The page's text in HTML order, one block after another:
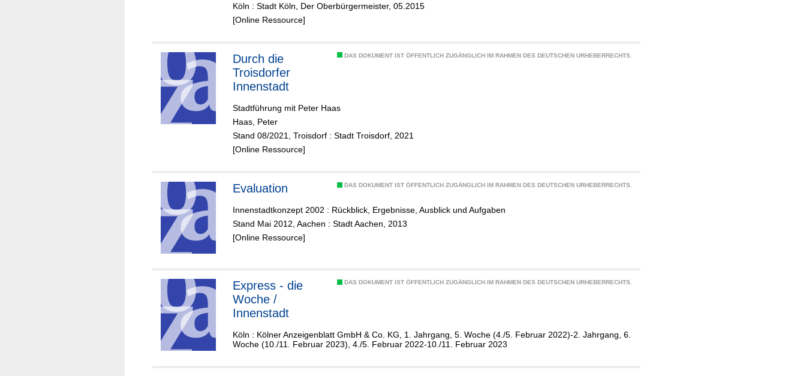
Köln : Stadt Köln, Der Oberbürgermeister, 05.2015
[Online Ressource]
DAS DOKUMENT IST ÖFFENTLICH ZUGÄNGLICH IM RAHMEN DES DEUTSCHEN URHEBERRECHTS.
Durch die
Troisdorfer
Innenstadt
Stadtführung mit Peter Haas
Haas, Peter
Stand 08/2021, Troisdorf : Stadt Troisdorf, 2021
[Online Ressource]
DAS DOKUMENT IST ÖFFENTLICH ZUGÄNGLICH IM RAHMEN DES DEUTSCHEN URHEBERRECHTS.
Evaluation
Innenstadtkonzept 2002 : Rückblick, Ergebnisse, Ausblick und Aufgaben
Stand Mai 2012, Aachen : Stadt Aachen, 2013
[Online Ressource]
DAS DOKUMENT IST ÖFFENTLICH ZUGÄNGLICH IM RAHMEN DES DEUTSCHEN URHEBERRECHTS.
Express - die
Woche /
Innenstadt
Köln : Kölner Anzeigenblatt GmbH & Co. KG, 1. Jahrgang, 5. Woche (4./5. Februar 2022)-2. Jahrgang, 6.
Woche (10./11. Februar 2023), 4./5. Februar 2022-10./11. Februar 2023